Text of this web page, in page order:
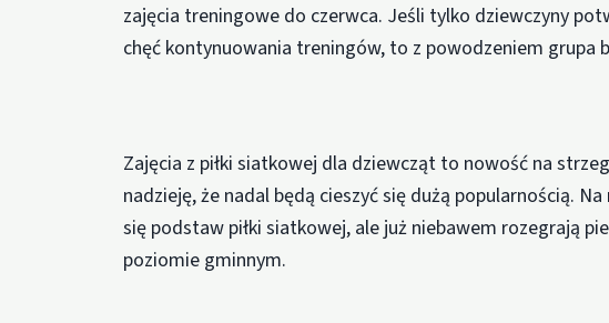
zajęcia treningowe do czerwca. Jeśli tylko dziewczyny
chęć kontynuowania treningów, to z powodzeniem grupa
Zajęcia z piłki siatkowej dla dziewcząt to nowość na
nadzieję, że nadal będą cieszyć się dużą popularnością.
się podstaw piłki siatkowej, ale już niebawem rozegrają
poziomie gminnym.